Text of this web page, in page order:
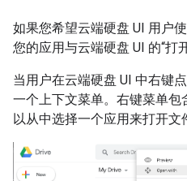
如果您希望云端硬盘 UI 用户
您的应用与云端硬盘 UI 的“打
当用户在云端硬盘 UI 中右键
一个上下文菜单。右键菜单包
以从中选择一个应用来打开文